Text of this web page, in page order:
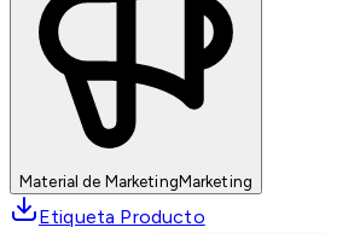
Material de MarketingMarketing
Etiqueta Producto